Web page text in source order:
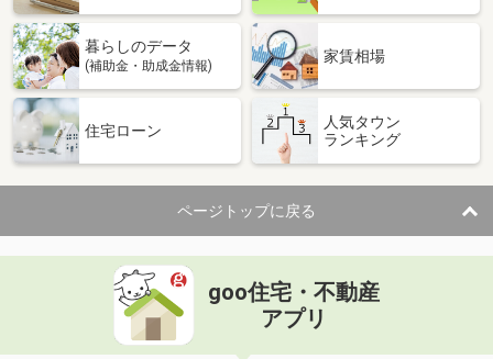
暮らしのデータ
(補助金・助成金情報)
家賃相場
住宅ローン
人気タウン
ランキング
ページトップに戻る
goo住宅・不動産
アプリ